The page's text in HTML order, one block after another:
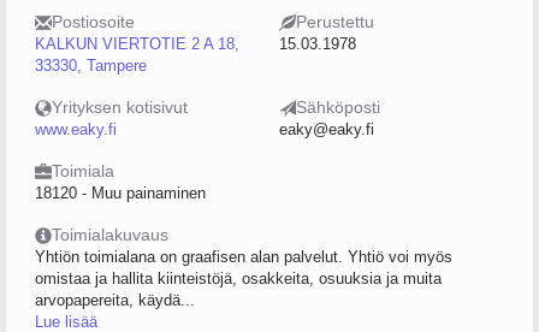
Postiosoite
KALKUN VIERTOTIE 2 A 18,
33330, Tampere
Perustettu
15.03.1978
Yrityksen kotisivut
www.eaky.fi
Sähköposti
eaky@eaky.fi
Toimiala
18120 - Muu painaminen
Toimialakuvaus
Yhtiön toimialana on graafisen alan palvelut. Yhtiö voi myös
omistaa ja hallita kiinteistöjä, osakkeita, osuuksia ja muita
arvopapereita, käydä...
Lue lisää